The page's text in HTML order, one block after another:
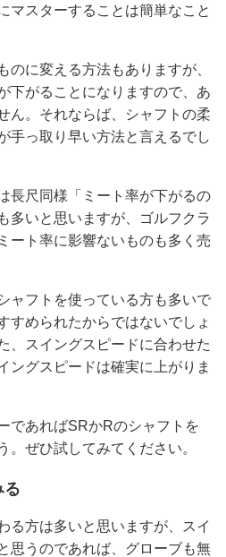
マスターすることは簡単なこと
のに変える方法もありますが、
下がることになりますので、あ
ん。それならば、シャフトの柔
手っ取り早い方法と言えるでし
長尺同様「ミート率が下がるの
多いと思いますが、ゴルフクラ
ート率に影響ないものも多く売
ャフトを使っている方も多いで
すめられたからではないでしょ
、スイングスピードに合わせた
ングスピードは確実に上がりま
であればSRかRのシャフトを
。ぜひ試してみてください。
る
る方は多いと思いますが、スイ
思うのであれば、グローブも無